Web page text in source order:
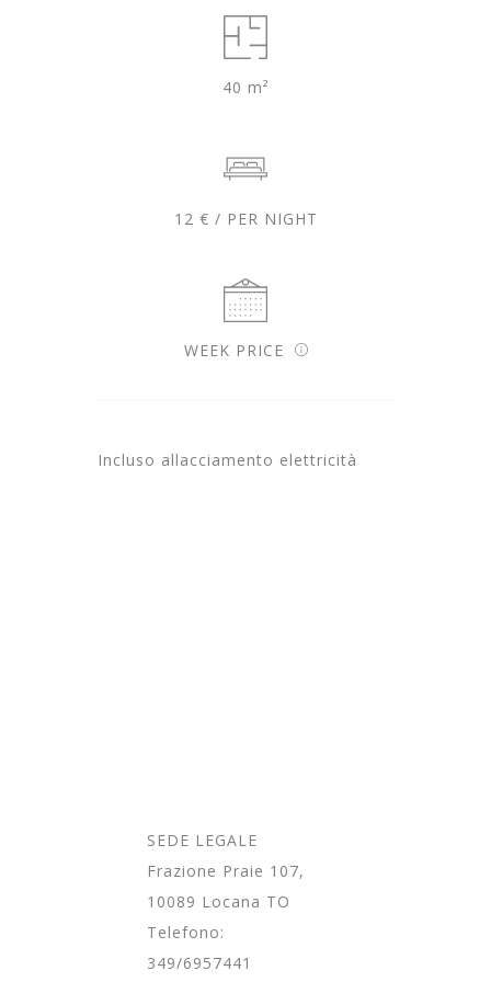
40 m²
12 € / PER NIGHT
WEEK PRICE
Incluso allacciamento elettricità
SEDE LEGALE
Frazione Praie 107,
10089 Locana TO
Telefono:
349/6957441